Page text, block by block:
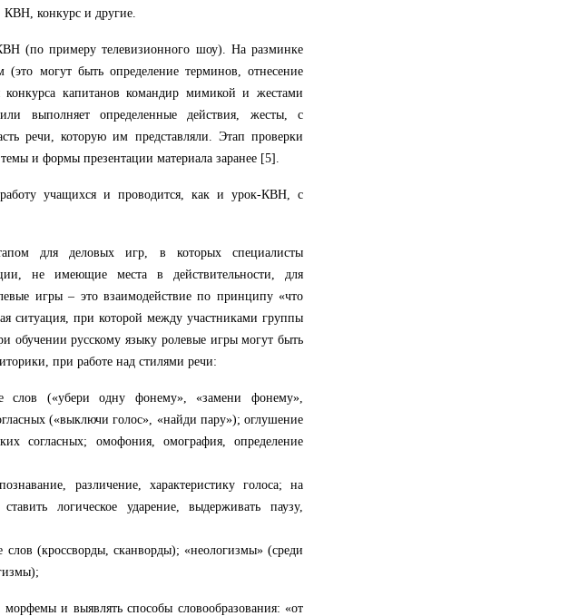
КВН, конкурс и другие.
(по примеру телевизионного шоу). На разминке
могут быть определение терминов, отнесение
капитанов командир мимикой и жестами
выполняет определенные действия, жесты, с
речи, которую им представляли. Этап проверки
и формы презентации материала заранее [5].
учащихся и проводится, как и урок-КВН, с
для деловых игр, в которых специалисты
не имеющие места в действительности, для
игры – это взаимодействие по принципу «что
ситуация, при которой между участниками группы
обучении русскому языку ролевые игры могут быть
при работе над стилями речи:
слов («убери одну фонему», «замени фонему»,
(«выключи голос», «найди пару»); оглушение
согласных; омофония, омография, определение
различение, характеристику голоса; на
логическое ударение, выдерживать паузу,
слов (кроссворды, сканворды); «неологизмы» (среди
и выявлять способы словообразования: «от